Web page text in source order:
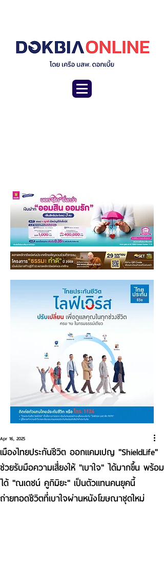
เมืองไทยประกันชีวิต ออกแคมเปญ "ShieldLife"
ช่วยรับมือความเสี่ยงให้ "เบาใจ" ได้มากขึ้น พร้อม
ได้ "ณเดชน์ คูกิมิยะ" เป็นตัวแทนคนยุคนี้
ถ่ายทอดชีวิตที่เบาใจผ่านหนังโฆษณาชุดใหม่
Apr 16, 2025